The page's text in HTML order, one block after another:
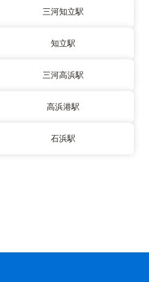
三河知立駅
知立駅
三河高浜駅
高浜港駅
石浜駅